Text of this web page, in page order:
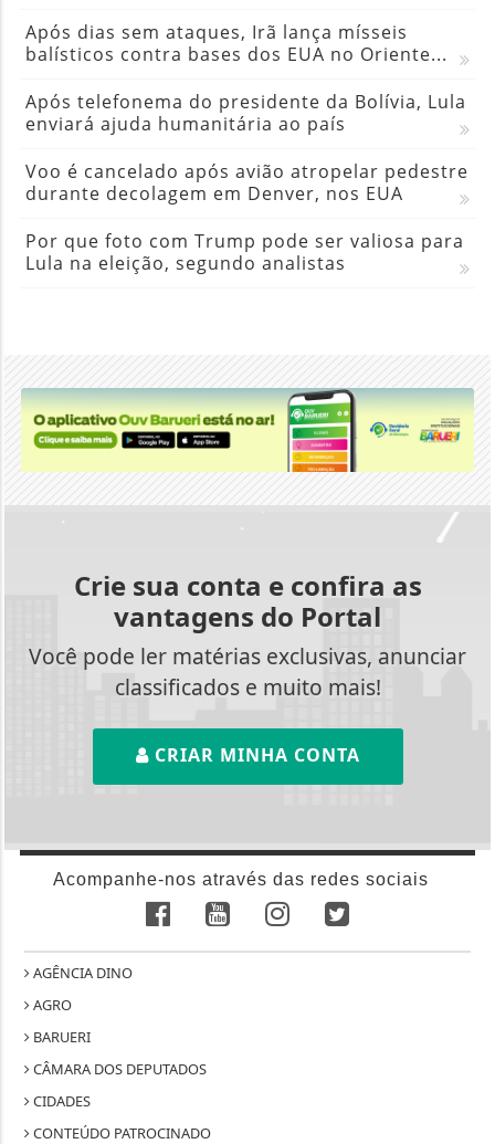
Após dias sem ataques, Irã lança mísseis
balísticos contra bases dos EUA no Oriente...
Após telefonema do presidente da Bolívia, Lula
enviará ajuda humanitária ao país
Voo é cancelado após avião atropelar pedestre
durante decolagem em Denver, nos EUA
Por que foto com Trump pode ser valiosa para
Lula na eleição, segundo analistas
Crie sua conta e confira as
vantagens do Portal
Você pode ler matérias exclusivas, anunciar
classificados e muito mais!
CRIAR MINHA CONTA
Acompanhe-nos através das redes sociais
AGÊNCIA DINO
AGRO
BARUERI
CÂMARA DOS DEPUTADOS
CIDADES
CONTEÚDO PATROCINADO